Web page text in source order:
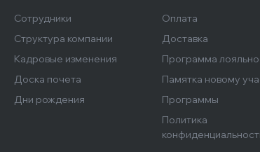
Сотрудники
Структура компании
Кадровые изменения
Доска почета
Дни рождения
Оплата
Доставка
Программа
Памятка новому
Программы
Политика